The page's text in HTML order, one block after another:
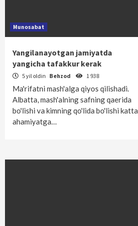
Munosabat
Yangilanayotgan jamiyatda
yangicha tafakkur kerak
5 yil oldin Behzod 1 938
Ma'rifatni mash'alga qiyos qilishadi.
Albatta, mash'alning safning qaerida
bo'lishi va kimning qo'lida bo'lishi katta
ahamiyatga…